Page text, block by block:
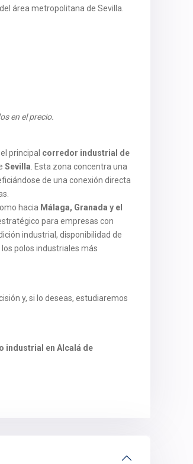
área metropolitana de Sevilla.
en el precio.
principal corredor industrial de
Sevilla . Esta zona concentra una
de una conexión directa
hacia Málaga, Granada y el
para empresas con
industrial, disponibilidad de
polos industriales más
y, si lo deseas, estudiaremos
industrial en Alcalá de